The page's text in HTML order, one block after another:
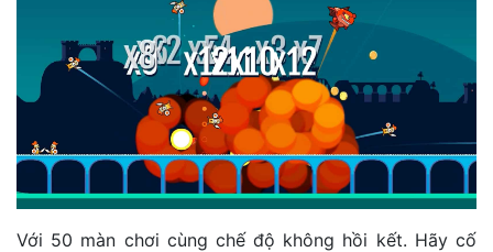
Với 50 màn chơi cùng chế độ không hồi kết. Hãy cố